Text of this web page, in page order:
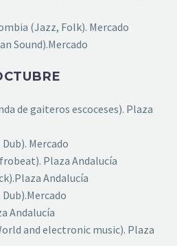
(Jazz, Folk). Mercado
Sound).Mercado
de gaiteros escoceses). Plaza
Mercado
Plaza Andalucía
Andalucía
Andalucía
and electronic music). Plaza